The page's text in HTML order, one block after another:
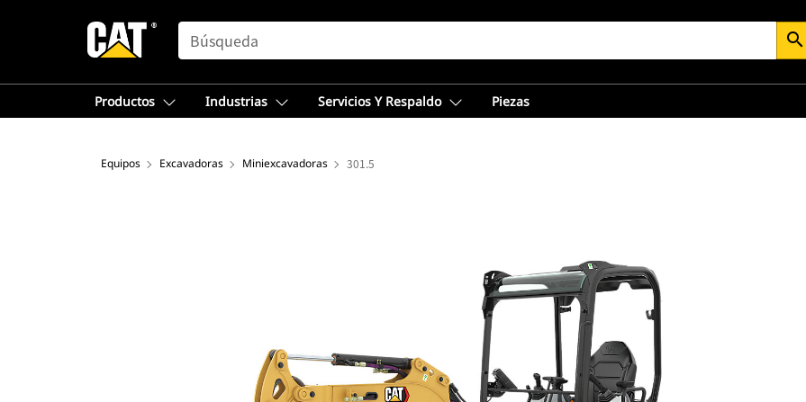
SEARCH search
Productos Industrias Servicios Y Respaldo Piezas
Equipos Excavadoras Miniexcavadoras 301.5